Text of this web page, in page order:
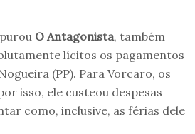
O Antagonista, também
lícitos os pagamentos
(PP). Para Vorcaro, os
isso, ele custeou despesas
como, inclusive, as férias dele